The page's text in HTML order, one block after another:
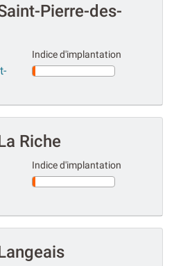
Pierre-des-
Indice d'implantation
Riche
Indice d'implantation